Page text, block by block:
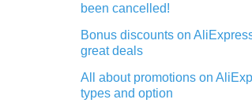
been cancelled!
Bonus discounts on
great deals
All about promotions on
types and option